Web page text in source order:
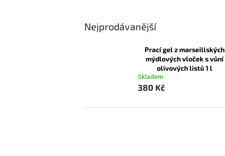
Nejprodávanější
Prací gel z marseillských
mýdlových vloček s vůní
olivových listů 1 l
Skladem
380 Kč